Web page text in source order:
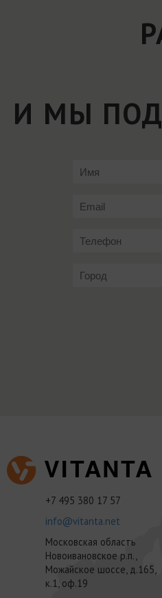
И МЫ
+7 495 380 17 57
info@vitanta.net
Московская область
Новоивановское р.п.,
Можайское шоссе, д.165,
к.1, оф.19